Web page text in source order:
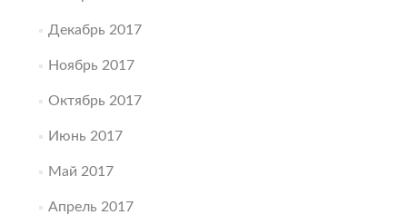
Декабрь 2017
Ноябрь 2017
Октябрь 2017
Июнь 2017
Май 2017
Апрель 2017